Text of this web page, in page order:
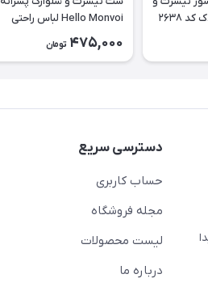
۲۶۳۸
Hello Monvoi لباس راحتی
بچه‌گانه نخی کد ۲۶۲۹
475,000 تومان
دسترسی سریع
حساب کاربری
مجله فروشگاه
لیست محصولات
درباره ما